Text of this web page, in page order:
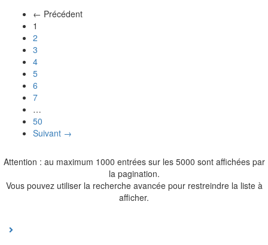
← Précédent
1
2
3
4
5
6
7
…
50
Suivant →
Attention : au maximum 1000 entrées sur les 5000 sont affichées par
la pagination.
Vous pouvez utiliser la recherche avancée pour restreindre la liste à
afficher.